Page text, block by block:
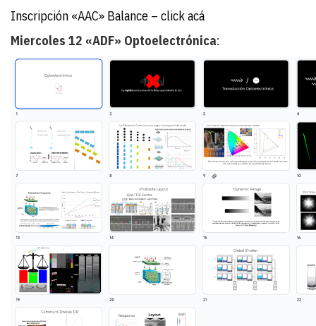
Inscripción «AAC» Balance – click acá
Miercoles 12 «ADF» Optoelectrónica: